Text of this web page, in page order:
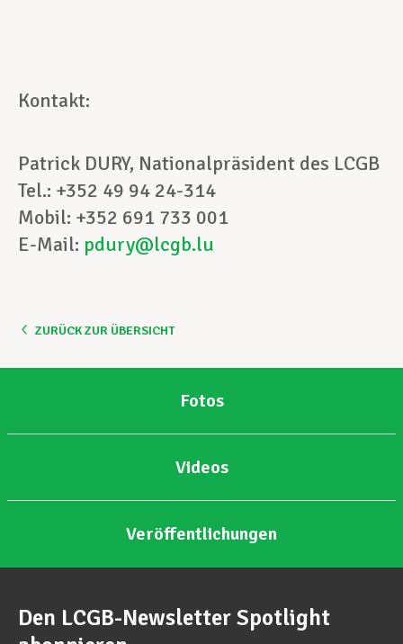
Kontakt:
Patrick DURY, Nationalpräsident des LCGB
Tel.: +352 49 94 24-314
Mobil: +352 691 733 001
E-Mail: pdury@lcgb.lu
ZURÜCK ZUR ÜBERSICHT
Fotos
Videos
Veröffentlichungen
Den LCGB-Newsletter Spotlight